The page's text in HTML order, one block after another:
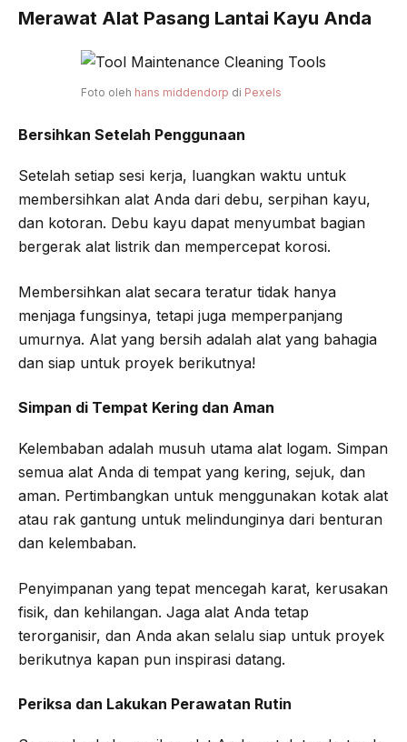
Merawat Alat Pasang Lantai Kayu Anda
Foto oleh hans middendorp di Pexels
Bersihkan Setelah Penggunaan
Setelah setiap sesi kerja, luangkan waktu untuk
membersihkan alat Anda dari debu, serpihan kayu,
dan kotoran. Debu kayu dapat menyumbat bagian
bergerak alat listrik dan mempercepat korosi.
Membersihkan alat secara teratur tidak hanya
menjaga fungsinya, tetapi juga memperpanjang
umurnya. Alat yang bersih adalah alat yang bahagia
dan siap untuk proyek berikutnya!
Simpan di Tempat Kering dan Aman
Kelembaban adalah musuh utama alat logam. Simpan
semua alat Anda di tempat yang kering, sejuk, dan
aman. Pertimbangkan untuk menggunakan kotak alat
atau rak gantung untuk melindunginya dari benturan
dan kelembaban.
Penyimpanan yang tepat mencegah karat, kerusakan
fisik, dan kehilangan. Jaga alat Anda tetap
terorganisir, dan Anda akan selalu siap untuk proyek
berikutnya kapan pun inspirasi datang.
Periksa dan Lakukan Perawatan Rutin